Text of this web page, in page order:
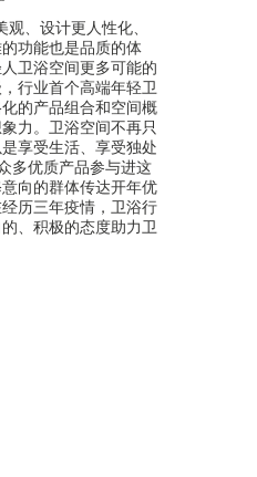
、设计更人性化、
功能也是品质的体
卫浴空间更多可能的
行业首个高端年轻卫
的产品组合和空间概
力。卫浴空间不再只
享受生活、享受独处
多优质产品参与进这
向的群体传达开年优
历三年疫情，卫浴行
、积极的态度助力卫